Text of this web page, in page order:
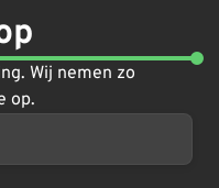
Wij nemen zo
op.